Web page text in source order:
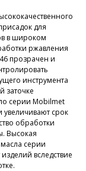
для
в широком
ржавления
прозрачен и
инструмента
заточке
серии Mobilmet
срок
обработки
Высокая
серии
вследствие